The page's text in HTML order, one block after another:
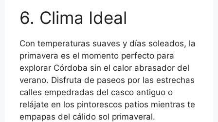
6. Clima Ideal
Con temperaturas suaves y días soleados, la
primavera es el momento perfecto para
explorar Córdoba sin el calor abrasador del
verano. Disfruta de paseos por las estrechas
calles empedradas del casco antiguo o
relájate en los pintorescos patios mientras te
empapas del cálido sol primaveral.